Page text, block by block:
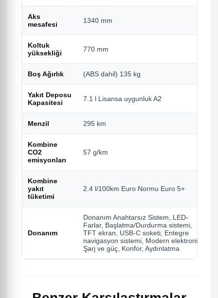
Aks
mesafesi
1340 mm
Koltuk
yüksekliği
770 mm
Boş Ağırlık (ABS dahil) 135 kg
Yakıt Deposu
Kapasitesi
7.1 l Lisansa uygunluk A2
Menzil 295 km
Kombine
CO2
emisyonları
57 g/km
Kombine
yakıt
tüketimi
2.4 l/100km Euro Normu Euro 5+
Donanım
Donanım Anahtarsız Sistem, LED-
Farlar, Başlatma/Durdurma sistemi,
TFT ekran, USB-C soketi, Entegre
navigasyon sistemi, Modern elektronik,
Şarj ve güç, Konfor, Aydınlatma